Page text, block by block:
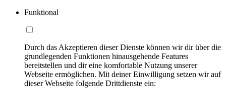
Funktional
Durch das Akzeptieren dieser Dienste können wir dir über die
grundlegenden Funktionen hinausgehende Features
bereitstellen und dir eine komfortable Nutzung unserer
Webseite ermöglichen. Mit deiner Einwilligung setzen wir auf
dieser Webseite folgende Drittdienste ein: